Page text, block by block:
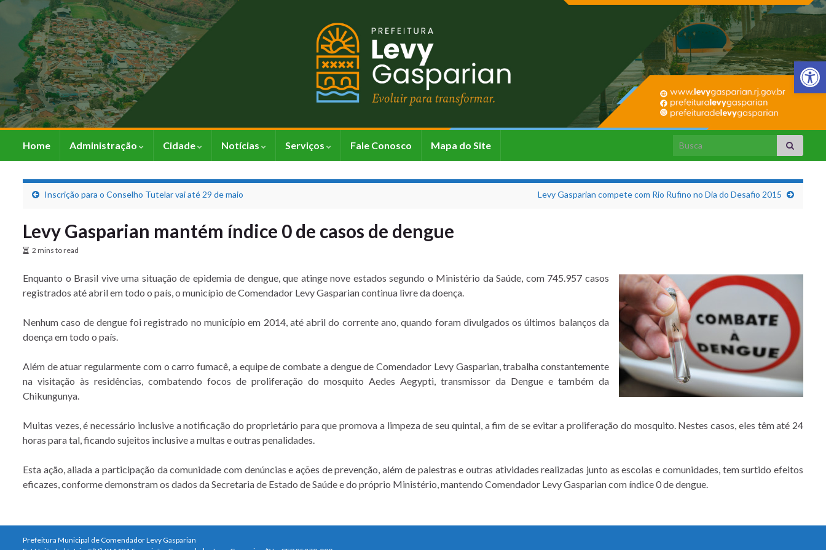
Barra de
Home Administração Cidade Notícias Serviços Fale Conosco Mapa do Site Search for:
Inscrição para o Conselho Tutelar vai até 29 de maio Levy Gasparian compete com Rio Rufino no Dia do Desafio 2015
Levy Gasparian mantém índice 0 de casos de dengue
2 mins to read
Enquanto o Brasil vive uma situação de epidemia de dengue, que atinge nove estados segundo o Ministério da Saúde, com 745.957 casos
registrados até abril em todo o país, o município de Comendador Levy Gasparian continua livre da doença.
Nenhum caso de dengue foi registrado no município em 2014, até abril do corrente ano, quando foram divulgados os últimos balanços da
doença em todo o país.
Além de atuar regularmente com o carro fumacê, a equipe de combate a dengue de Comendador Levy Gasparian, trabalha constantemente
na visitação às residências, combatendo focos de proliferação do mosquito Aedes Aegypti, transmissor da Dengue e também da
Chikungunya.
Muitas vezes, é necessário inclusive a notificação do proprietário para que promova a limpeza de seu quintal, a fim de se evitar a proliferação do mosquito. Nestes casos, eles têm até 24
horas para tal, ficando sujeitos inclusive a multas e outras penalidades.
Esta ação, aliada a participação da comunidade com denúncias e ações de prevenção, além de palestras e outras atividades realizadas junto as escolas e comunidades, tem surtido efeitos
eficazes, conforme demonstram os dados da Secretaria de Estado de Saúde e do próprio Ministério, mantendo Comendador Levy Gasparian com índice 0 de dengue.
Prefeitura Municipal de Comendador Levy Gasparian